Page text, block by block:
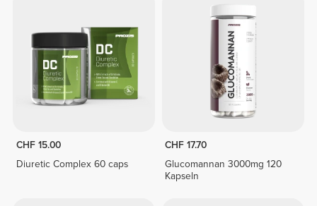
CHF 15.00
Diuretic Complex 60 caps
CHF 17.70
Glucomannan 3000mg 120
Kapseln